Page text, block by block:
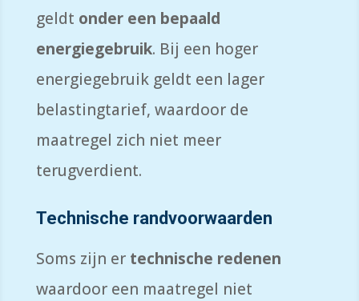
geldt onder een bepaald
energiegebruik. Bij een hoger
energiegebruik geldt een lager
belastingtarief, waardoor de
maatregel zich niet meer
terugverdient.
Technische randvoorwaarden
Soms zijn ertechnische redenen
waardoor een maatregel niet